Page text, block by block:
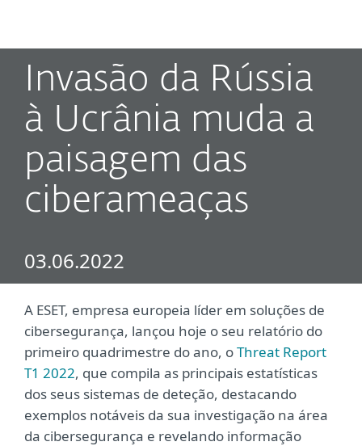
Invasão da Rússia
à Ucrânia muda a
paisagem das
ciberameaças
03.06.2022
A ESET, empresa europeia líder em soluções de
cibersegurança, lançou hoje o seu relatório do
primeiro quadrimestre do ano, oThreat Report
T1 2022, que compila as principais estatísticas
dos seus sistemas de deteção, destacando
exemplos notáveis da sua investigação na área
da cibersegurança e revelando informação